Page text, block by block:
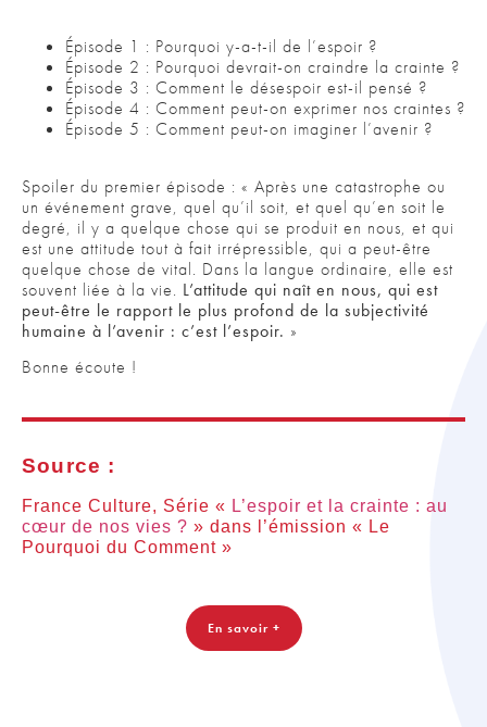
Épisode 1 : Pourquoi y-a-t-il de l’espoir ?
Épisode 2 : Pourquoi devrait-on craindre la crainte ?
Épisode 3 : Comment le désespoir est-il pensé ?
Épisode 4 : Comment peut-on exprimer nos craintes ?
Épisode 5 : Comment peut-on imaginer l’avenir ?
Spoiler du premier épisode : « Après une catastrophe ou
un événement grave, quel qu’il soit, et quel qu’en soit le
degré, il y a quelque chose qui se produit en nous, et qui
est une attitude tout à fait irrépressible, qui a peut-être
quelque chose de vital. Dans la langue ordinaire, elle est
souvent liée à la vie. L’attitude qui naît en nous, qui est
peut-être le rapport le plus profond de la subjectivité
humaine à l’avenir : c’est l’espoir. »
Bonne écoute !
Source :
France Culture, Série « L’espoir et la crainte : au
cœur de nos vies ? » dans l’émission « Le
Pourquoi du Comment »
En savoir +